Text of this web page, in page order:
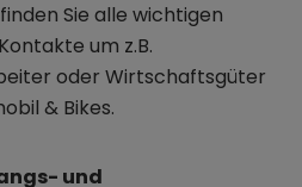
finden Sie alle wichtigen
um z.B.
oder Wirtschaftsgüter
& Bikes.
und